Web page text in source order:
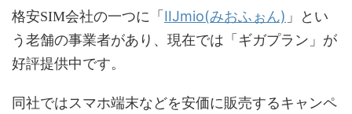
格安SIM会社の一つに「 IIJmio(みおふぉん) 」とい
う老舗の事業者があり、現在では「ギガプラン」が
好評提供中です。
同社ではスマホ端末などを安価に販売するキャンペ